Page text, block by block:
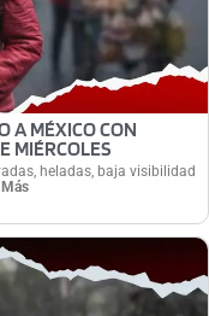
A MÉXICO CON
MIÉRCOLES
heladas, baja visibilidad
Más